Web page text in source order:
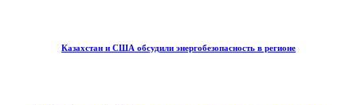
Казахстан и США обсудили энергобезопасность в регионе